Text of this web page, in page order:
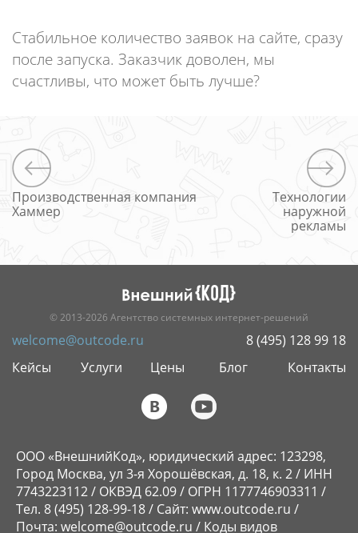
Стабильное количество заявок на сайте, сразу
после запуска. Заказчик доволен, мы
счастливы, что может быть лучше?
Производственная компания
Хаммер
Технологии
наружной
рекламы
© 2013-2026 Агентство системных интернет-решений
welcome@outcode.ru
8 (495) 128 99 18
Кейсы
Услуги Цены Блог Контакты
ООО «ВнешнийКод», юридический адрес: 123298,
Город Москва, ул 3-я Хорошёвская, д. 18, к. 2 / ИНН
7743223112 / ОКВЭД 62.09 / ОГРН 1177746903311 /
Тел. 8 (495) 128-99-18 / Сайт: www.outcode.ru /
Почта: welcome@outcode.ru / Коды видов